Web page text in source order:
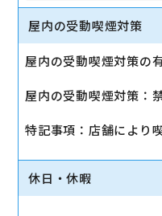
・通勤手当支給（規定あ
災保険）
・入社時に研修有（職
なる）
・制服貸与
屋内の受動喫煙対策
屋内の受動喫煙対策の
屋内の受動喫煙対策：
特記事項：店舗により
休日・休暇